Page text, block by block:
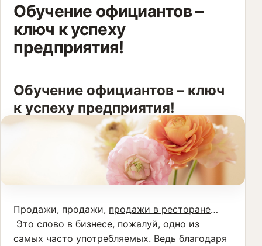
Обучение официантов –
ключ к успеху
предприятия!
Обучение официантов – ключ
к успеху предприятия!
Продажи, продажи, продажи в ресторане…
Это слово в бизнесе, пожалуй, одно из
самых часто употребляемых. Ведь благодаря